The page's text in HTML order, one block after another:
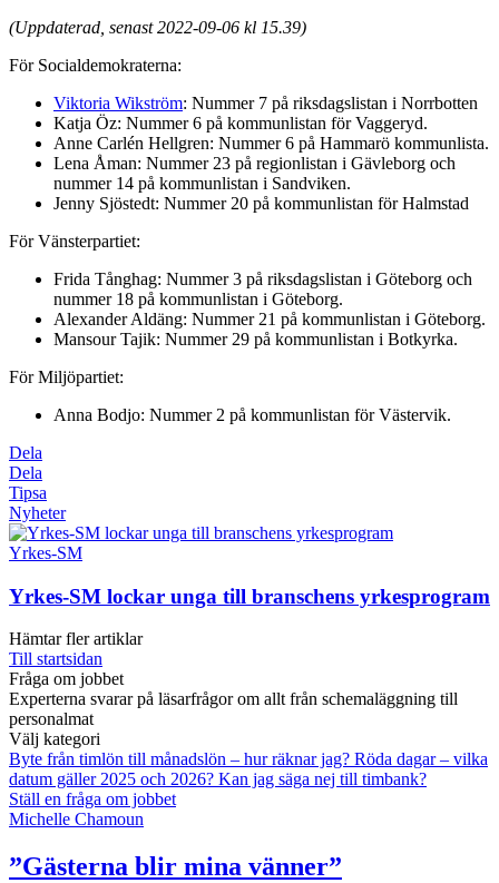
(Uppdaterad, senast 2022-09-06 kl 15.39)
För Socialdemokraterna:
Viktoria Wikström: Nummer 7 på riksdagslistan i Norrbotten
Katja Öz: Nummer 6 på kommunlistan för Vaggeryd.
Anne Carlén Hellgren: Nummer 6 på Hammarö kommunlista.
Lena Åman: Nummer 23 på regionlistan i Gävleborg och
nummer 14 på kommunlistan i Sandviken.
Jenny Sjöstedt: Nummer 20 på kommunlistan för Halmstad
För Vänsterpartiet:
Frida Tånghag: Nummer 3 på riksdagslistan i Göteborg och
nummer 18 på kommunlistan i Göteborg.
Alexander Aldäng: Nummer 21 på kommunlistan i Göteborg.
Mansour Tajik: Nummer 29 på kommunlistan i Botkyrka.
För Miljöpartiet:
Anna Bodjo: Nummer 2 på kommunlistan för Västervik.
Dela
Dela
Tipsa
Nyheter
Yrkes-SM
Yrkes-SM lockar unga till branschens yrkesprogram
Hämtar fler artiklar
Till startsidan
Fråga om jobbet
Experterna svarar på läsarfrågor om allt från schemaläggning till
personalmat
Välj kategori
Byte från timlön till månadslön – hur räknar jag? Röda dagar – vilka
datum gäller 2025 och 2026? Kan jag säga nej till timbank?
Ställ en fråga om jobbet
Michelle Chamoun
”Gästerna blir mina vänner”